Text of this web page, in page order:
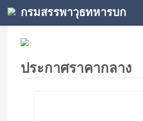
กรมสรรพาวุธทหารบก
ประกาศราคากลาง